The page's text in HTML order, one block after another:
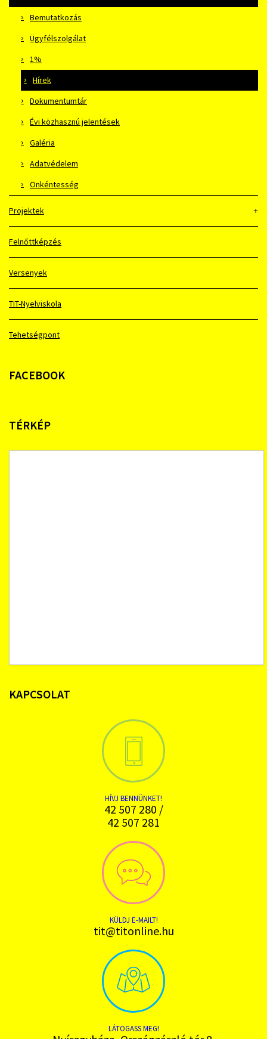
Bemutatkozás
Ügyfélszolgálat
1%
Hírek
Dokumentumtár
Évi közhasznú jelentések
Galéria
Adatvédelem
Önkéntesség
Projektek
Felnőttképzés
Versenyek
TIT-Nyelviskola
Tehetségpont
FACEBOOK
TÉRKÉP
KAPCSOLAT
HÍVJ BENNÜNKET!
42 507 280 /
42 507 281
KÜLDJ E-MAILT!
tit@titonline.hu
LÁTOGASS MEG!